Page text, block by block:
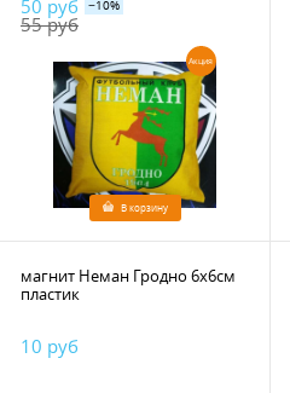
50 руб
55 руб
−10%
Акция
В корзину
магнит Неман Гродно 6х6см
пластик
10 руб